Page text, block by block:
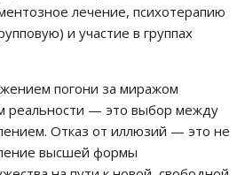
лечение, психотерапию
и участие в группах
погони за миражом
реальности — это выбор между
Отказ от иллюзий — это не
высшей формы